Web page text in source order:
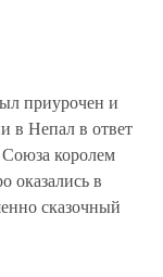
приурочен и
в Непал в ответ
королем
оказались в
сказочный